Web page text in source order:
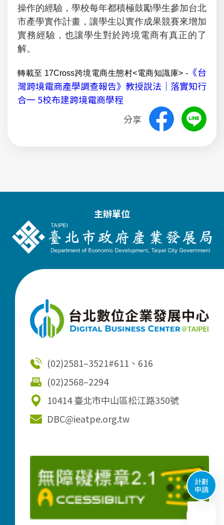
計劃
申請
操作的經驗，學校每年都積極鼓勵學生參加台北
市產學實作計畫，讓學生以實作成果競賽來增加
實務經驗，也讓學生對於跨境電商有真正的了
解。
轉載至 17Cross跨境電商生態村<電商知識庫> -《台
灣跨境電商產學調查報告》教授說法｜落實知行
合一 5校布建跨境電商學程
分享
主辦單位
(02)2581–3521#611、616
(02)2568–2294
10414 臺北市中山區松江路350號
DBC@ieatpe.org.tw